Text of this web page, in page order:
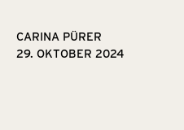
CARINA PÜRER
29. OKTOBER 2024